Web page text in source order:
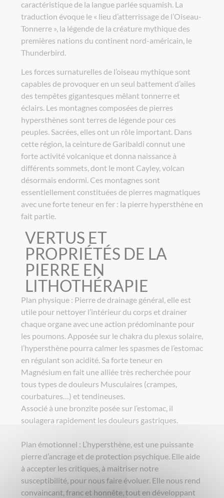
caractéristique de la langue parlée squamish. La
traduction évoque le « lieu d’atterrissage de l’Oiseau-
Tonnerre », la légende de la créature mythique des
premières nations du continent nord-américain, le
Thunderbird.
Les forces surnaturelles de l’oiseau mythique sont
capables de provoquer en un seul battement d’ailes
des tempêtes gigantesques mêlant tonnerre et
éclairs. Les montagnes composées de pierres
hypersthènes sont terres de légende pour ces
peuples. Sacrées, elles ont un rôle important. Dans
cette région, la ceinture de Garibaldi connut une
forte activité volcanique et donna naissance à
différents sommets, dont le mont Cayley, volcan
désormais endormi. Ces montagnes sont
essentiellement constituées de pierres magmatiques
avec une forte teneur en fer : la pierre hypersthène en
fait partie.
VERTUS ET
PROPRIÉTÉS DE LA
PIERRE EN
LITHOTHÉRAPIE
Plan physique : Pierre de drainage général, elle est
utile pour nettoyer l’intérieur du corps et drainer
chaque organe avec une action prédominante pour
les poumons. Apposée sur le chakra du plexus solaire,
l’hypersthène pourra calmer les spasmes de l’estomac
en régulant son acidité. Sa forte teneur en
Magnésium en fait une alliée très recherchée pour
tous types de douleurs Musculaires (crampes,
courbatures…) et tendineuses.
Associé à une bronzite posée sur l’estomac, il
soulagera rapidement les douleurs gastriques.
Plan émotionnel : L’hypersthène, est une puissante
pierre d’ancrage et de protection psychique. Elle aide
à accepter les critiques, à maitriser notre
susceptibilité, pour nous faire évoluer. Elle nous rend
convaincant, franc et honnête, tout en développant